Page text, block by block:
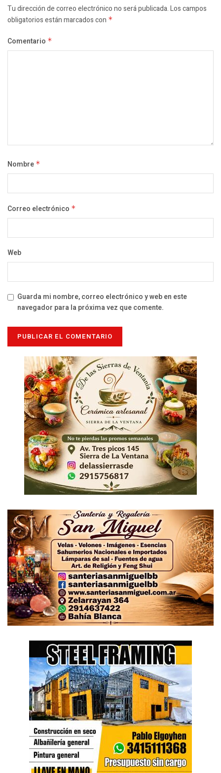
Tu dirección de correo electrónico no será publicada.Los campos
obligatorios están marcados con *
Comentario *
Nombre *
Correo electrónico *
Web
Guarda mi nombre, correo electrónico y web en este
navegador para la próxima vez que comente.